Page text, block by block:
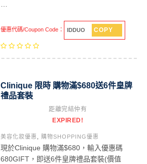
優惠代碼/Coupon Code： IDDUO COPY
Clinique 限時 購物滿$680送6件皇牌
禮品套裝
距離完結仲有
EXPIRED!
美容化妝優惠 購物SHOPPING優惠
現於Clinique 購物滿$680，輸入優惠碼
680GIFT，即送6件皇牌禮品套裝(價值